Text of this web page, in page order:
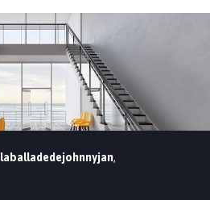
laballadedejohnnyjan,